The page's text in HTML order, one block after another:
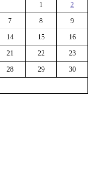
1 2
7 8 9
14 15 16
21 22 23
28 29 30